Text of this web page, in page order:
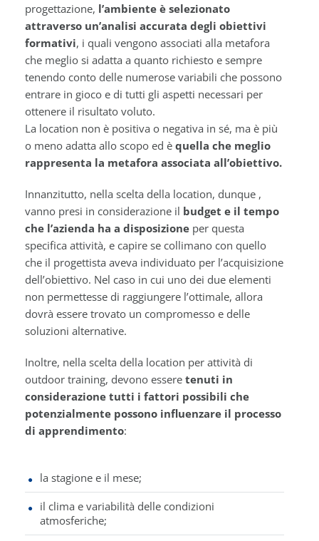
progettazione, l’ambiente è selezionato
attraverso un’analisi accurata degli obiettivi
formativi, i quali vengono associati alla metafora
che meglio si adatta a quanto richiesto e sempre
tenendo conto delle numerose variabili che possono
entrare in gioco e di tutti gli aspetti necessari per
ottenere il risultato voluto.
La location non è positiva o negativa in sé, ma è più
o meno adatta allo scopo ed èquella che meglio
rappresenta la metafora associata all’obiettivo.
Innanzitutto, nella scelta della location, dunque ,
vanno presi in considerazione il budget e il tempo
che l’azienda ha a disposizione per questa
specifica attività, e capire se collimano con quello
che il progettista aveva individuato per l’acquisizione
dell’obiettivo. Nel caso in cui uno dei due elementi
non permettesse di raggiungere l’ottimale, allora
dovrà essere trovato un compromesso e delle
soluzioni alternative.
Inoltre, nella scelta della location per attività di
outdoor training, devono essere tenuti in
considerazione tutti i fattori possibili che
potenzialmente possono influenzare il processo
di apprendimento:
la stagione e il mese;
il clima e variabilità delle condizioni
atmosferiche;